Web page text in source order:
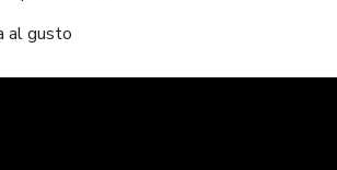
al gusto